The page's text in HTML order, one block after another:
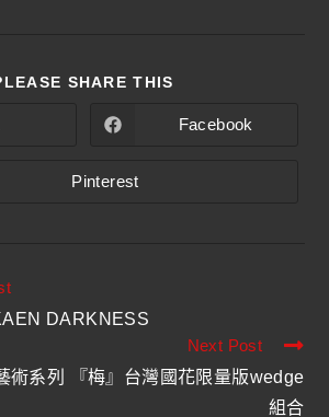
SHARE THIS
Facebook
Pinterest
DARKNESS
Next Post
術系列 『梅』台灣國花限量版wedge
組合